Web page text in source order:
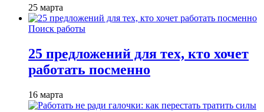
25 марта
Поиск работы
25 предложений для тех, кто хочет
работать посменно
16 марта